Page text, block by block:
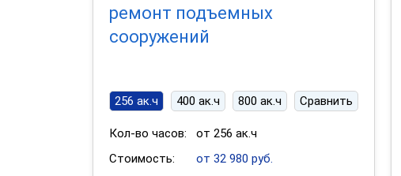
ремонт подъемных
сооружений
256 ак.ч 400 ак.ч 800 ак.ч Сравнить
Кол-во часов:
от 256 ак.ч
Стоимость:
от 32 980 руб.